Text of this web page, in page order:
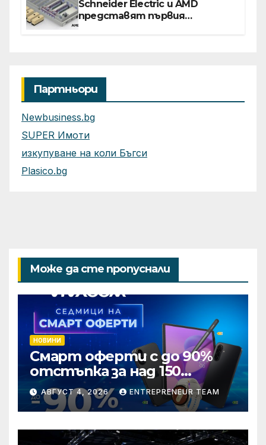
Schneider Electric и AMD
представят първия
Партньори
Newbusiness.bg
SUPER Имоти
изкупуване на коли Бъгси
Plasico.bg
Може да сте пропуснали
НОВИНИ
Смарт оферти с до 90%
отстъпка за над 150
устройства от Vivacom
през август
АВГУСТ 4, 2026 ENTREPRENEUR TEAM